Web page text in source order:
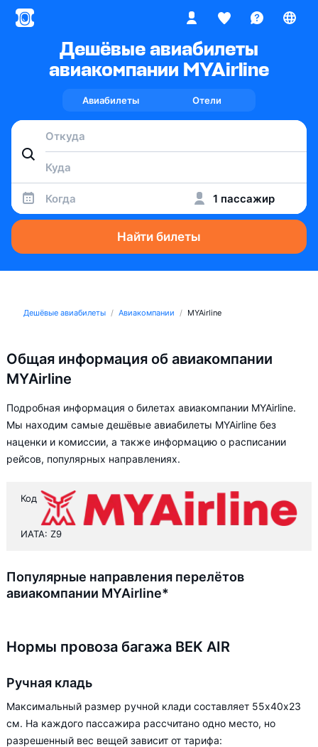
Дешёвые авиабилеты
авиакомпании MYAirline
Авиабилеты Отели
Когда 1 пассажир
Найти билеты
Дешёвые авиабилеты Авиакомпании MYAirline
Общая информация об авиакомпании
MYAirline
Подробная информация о билетах авиакомпании MYAirline.
Мы находим самые дешёвые авиабилеты MYAirline без
наценки и комиссии, а также информацию о расписании
рейсов, популярных направлениях.
Код
ИАТА: Z9
Популярные направления перелётов
авиакомпании MYAirline*
Нормы провоза багажа BEK AIR
Ручная кладь
Максимальный размер ручной клади составляет 55х40х23
см. На каждого пассажира рассчитано одно место, но
разрешенный вес вещей зависит от тарифа: